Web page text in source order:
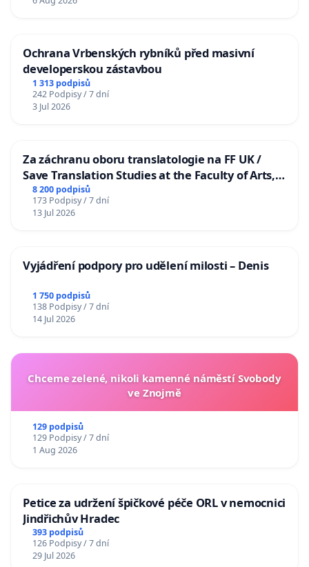
Ochrana Vrbenských rybníků před masivní
developerskou zástavbou
1 313 podpisů
242 Podpisy / 7 dní
3 Jul 2026
Za záchranu oboru translatologie na FF UK /
Save Translation Studies at the Faculty of Arts,
Charles University
8 200 podpisů
173 Podpisy / 7 dní
13 Jul 2026
Vyjádření podpory pro udělení milosti – Denis
1 750 podpisů
138 Podpisy / 7 dní
14 Jul 2026
Chceme zelené, nikoli kamenné náměstí Svobody
ve Znojmě
129 podpisů
129 Podpisy / 7 dní
1 Aug 2026
Petice za udržení špičkové péče ORL v nemocnici
Jindřichův Hradec
393 podpisů
126 Podpisy / 7 dní
29 Jul 2026